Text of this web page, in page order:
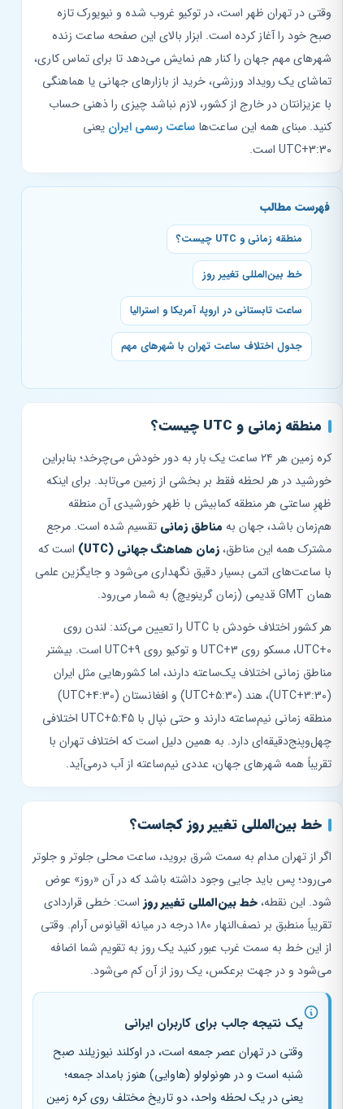
وقتی در تهران ظهر است، در توکیو غروب شده و نیویورک تازه
صبح خود را آغاز کرده است. ابزار بالای این صفحه ساعت زنده
شهرهای مهم جهان را کنار هم نمایش می‌دهد تا برای تماس کاری،
تماشای یک رویداد ورزشی، خرید از بازارهای جهانی یا هماهنگی
با عزیزانتان در خارج از کشور، لازم نباشد چیزی را ذهنی حساب
کنید. مبنای همه این ساعت‌هاساعت رسمی ایرانیعنی
UTC+3:30 است.
فهرست مطالب
منطقه زمانی و UTC چیست؟
خط بین‌المللی تغییر روز
ساعت تابستانی در اروپا، آمریکا و استرالیا
جدول اختلاف ساعت تهران با شهرهای مهم
منطقه زمانی و UTC چیست؟
کره زمین هر ۲۴ ساعت یک بار به دور خودش می‌چرخد؛ بنابراین
خورشید در هر لحظه فقط بر بخشی از زمین می‌تابد. برای اینکه
ظهرِ ساعتی هر منطقه کمابیش با ظهر خورشیدی آن منطقه
هم‌زمان باشد، جهان بهمناطق زمانیتقسیم شده است. مرجع
مشترک همه این مناطق،زمان هماهنگ جهانی (UTC)
است که
با ساعت‌های اتمی بسیار دقیق نگهداری می‌شود و جایگزین علمی
همان GMT قدیمی (زمان گرینویچ) به شمار می‌رود.
هر کشور اختلاف خودش با UTC را تعیین می‌کند: لندن روی
UTC+0، مسکو روی UTC+3 و توکیو روی UTC+9 است. بیشتر
مناطق زمانی اختلاف یک‌ساعته دارند، اما کشورهایی مثل ایران
(UTC+3:30)، هند (UTC+5:30) و افغانستان (UTC+4:30)
منطقه زمانی نیم‌ساعته دارند و حتی نپال با UTC+5:45 اختلافی
چهل‌وپنج‌دقیقه‌ای دارد. به همین دلیل است که اختلاف تهران با
تقریباً همه شهرهای جهان، عددی نیم‌ساعته از آب درمی‌آید.
خط بین‌المللی تغییر روز کجاست؟
اگر از تهران مدام به سمت شرق بروید، ساعت محلی جلوتر و جلوتر
می‌رود؛ پس باید جایی وجود داشته باشد که در آن «روز» عوض
شود. این نقطه،خط بین‌المللی تغییر روزاست: خطی قراردادی
تقریباً منطبق بر نصف‌النهار ۱۸۰ درجه در میانه اقیانوس آرام. وقتی
از این خط به سمت غرب عبور کنید یک روز به تقویم شما اضافه
می‌شود و در جهت برعکس، یک روز از آن کم می‌شود.
یک نتیجه جالب برای کاربران ایرانی
وقتی در تهران عصر جمعه است، در اوکلند نیوزیلند صبح
شنبه است و در هونولولو (هاوایی) هنوز بامداد جمعه؛
یعنی در یک لحظه واحد، دو تاریخ مختلف روی کره زمین